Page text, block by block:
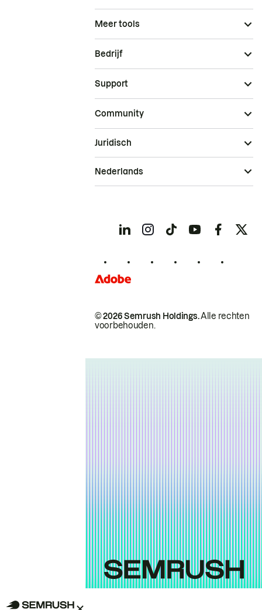
Meer tools
Bedrijf
Support
Community
© 2026 Semrush Holdings.Alle rechten
voorbehouden.
Juridisch
Nederlands